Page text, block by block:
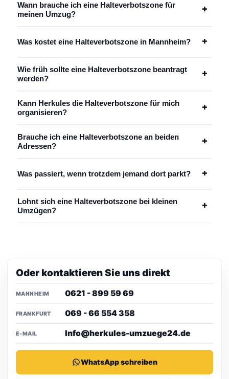
Wann brauche ich eine Halteverbotszone für
meinen Umzug?
+
Was kostet eine Halteverbotszone in Mannheim? +
Wie früh sollte eine Halteverbotszone beantragt
werden?
+
Kann Herkules die Halteverbotszone für mich
organisieren?
+
Brauche ich eine Halteverbotszone an beiden
Adressen?
+
Was passiert, wenn trotzdem jemand dort parkt? +
Lohnt sich eine Halteverbotszone bei kleinen
Umzügen?
+
Oder kontaktieren Sie uns direkt
MANNHEIM 0621 - 899 59 69
FRANKFURT 069 - 66 554 358
E-MAIL Info@herkules-umzuege24.de
WhatsApp schreiben